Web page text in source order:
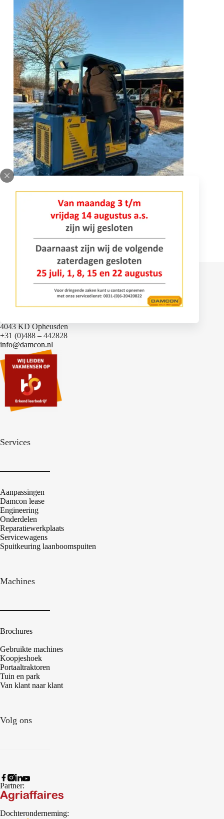
4043 KD Opheusden
+31 (0)488 – 442828
info@damcon.nl
Services
Aanpassingen
Damcon lease
Engineering
Onderdelen
Reparatiewerkplaats
Servicewagens
Spuitkeuring laanboomspuiten
Machines
Brochures
Gebruikte machines
Koopjeshoek
Portaaltraktoren
Tuin en park
Van klant naar klant
Volg ons
Partner:
Dochteronderneming: